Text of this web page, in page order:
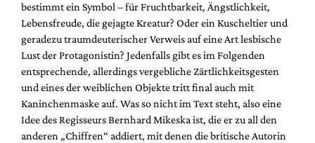
bestimmt ein Symbol – für Fruchtbarkeit, Ängstlichkeit,
Lebensfreude, die gejagte Kreatur? Oder ein Kuscheltier und
geradezu traumdeuterischer Verweis auf eine Art lesbische
Lust der Protagonistin? Jedenfalls gibt es im Folgenden
entsprechende, allerdings vergebliche Zärtlichkeitsgesten
und eines der weiblichen Objekte tritt final auch mit
Kaninchenmaske auf. Was so nicht im Text steht, also eine
Idee des Regisseurs Bernhard Mikeska ist, die er zu all den
anderen „Chiffren“ addiert, mit denen die britische Autorin